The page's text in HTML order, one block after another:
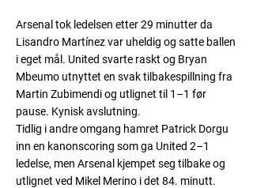
Arsenal tok ledelsen etter 29 minutter da
Lisandro Martínezvar uheldig og satte ballen
i eget mål. United svarte raskt og Bryan
Mbeumo utnyttet en svak tilbakespillning fra
Martin Zubimendi og utlignet til 1–1 før
pause. Kynisk avslutning.
Tidlig i andre omgang hamret Patrick Dorgu
inn en kanonscoring som ga United 2–1
ledelse, men Arsenal kjempet seg tilbake og
utlignet ved Mikel Merino i det 84. minutt.